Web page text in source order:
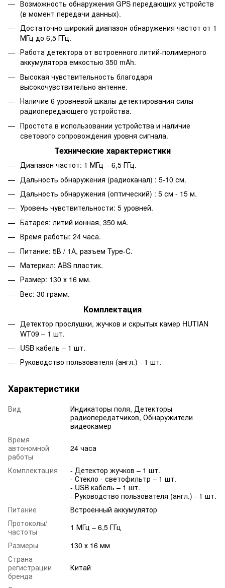
Возможность обнаружения GPS передающих устройств
(в момент передачи данных).
Достаточно широкий диапазон обнаружения частот от 1
МГц до 6,5 ГГц.
Работа детектора от встроенного литий-полимерного
аккумулятора емкостью 350 mAh.
Высокая чувствительность благодаря
высокочувствительно антенне.
Наличие 6 уровневой шкалы детектирования силы
радиопередающего устройства.
Простота в использовании устройства и наличие
светового сопровождения уровня сигнала.
Технические характеристики
Диапазон частот: 1 МГц – 6,5 ГГц.
Дальность обнаружения (радиоканал) : 5-10 см.
Дальность обнаружения (оптический) : 5 см - 15 м.
Уровень чувствительности: 5 уровней.
Батарея: литий ионная, 350 мА.
Время работы: 24 часа.
Питание: 5В / 1А, разъем Type-C.
Материал: ABS пластик.
Размер: 130 х 16 мм.
Вес: 30 грамм.
Комплектация
Детектор прослушки, жучков и скрытых камер HUTIAN
WT09 – 1 шт.
USB кабель – 1 шт.
Руководство пользователя (англ.) - 1 шт.
Характеристики
Вид
Индикаторы поля, Детекторы
радиопередатчиков, Обнаружители
видеокамер
Время
автономной
работы
24 часа
Комплектация
- Детектор жучков – 1 шт.
- Стекло - светофильтр – 1 шт.
- USB кабель – 1 шт.
- Руководство пользователя (англ.) - 1 шт.
Питание
Встроенный аккумулятор
Протоколы/
частоты
1 МГц – 6,5 ГГц
Размеры
130 х 16 мм
Страна
регистрации
бренда
Китай